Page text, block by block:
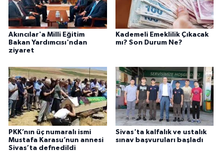
Akıncılar'a Milli Eğitim
Bakan Yardımcısı'ndan
ziyaret
Kademeli Emeklilik Çıkacak
mı? Son Durum Ne?
PKK’nın üç numaralı ismi
Mustafa Karasu’nun annesi
Sivas’ta defnedildi
Sivas'ta kalfalık ve ustalık
sınav başvuruları başladı